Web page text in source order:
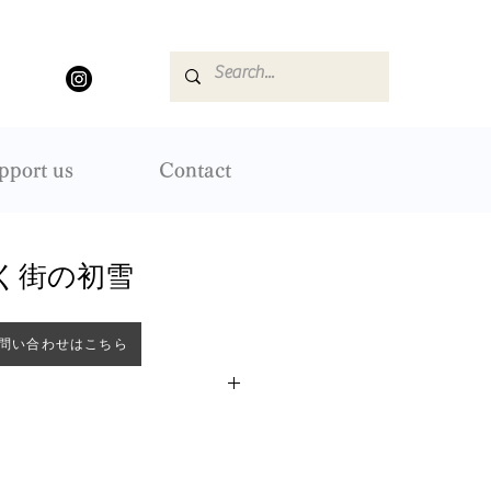
us Contact
街の初雪
い合わせはこちら